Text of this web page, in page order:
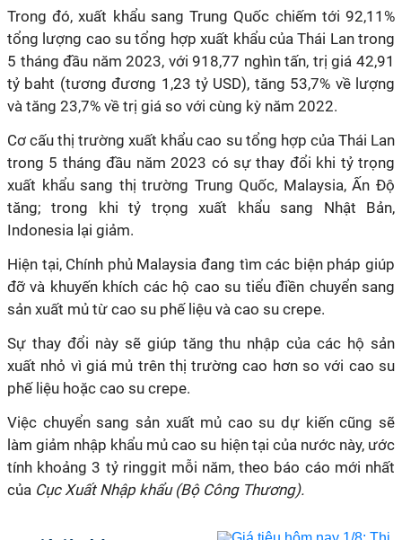
Trong đó, xuất khẩu sang Trung Quốc chiếm tới 92,11%
tổng lượng cao su tổng hợp xuất khẩu của Thái Lan trong
5 tháng đầu năm 2023, với 918,77 nghìn tấn, trị giá 42,91
tỷ baht (tương đương 1,23 tỷ USD), tăng 53,7% về lượng
và tăng 23,7% về trị giá so với cùng kỳ năm 2022.
Cơ cấu thị trường xuất khẩu cao su tổng hợp của Thái Lan
trong 5 tháng đầu năm 2023 có sự thay đổi khi tỷ trọng
xuất khẩu sang thị trường Trung Quốc, Malaysia, Ấn Độ
tăng; trong khi tỷ trọng xuất khẩu sang Nhật Bản,
Indonesia lại giảm.
Hiện tại, Chính phủ Malaysia đang tìm các biện pháp giúp
đỡ và khuyến khích các hộ cao su tiểu điền chuyển sang
sản xuất mủ từ cao su phế liệu và cao su crepe.
Sự thay đổi này sẽ giúp tăng thu nhập của các hộ sản
xuất nhỏ vì giá mủ trên thị trường cao hơn so với cao su
phế liệu hoặc cao su crepe.
Việc chuyển sang sản xuất mủ cao su dự kiến cũng sẽ
làm giảm nhập khẩu mủ cao su hiện tại của nước này, ước
tính khoảng 3 tỷ ringgit mỗi năm, theo báo cáo mới nhất
của Cục Xuất Nhập khẩu (Bộ Công Thương).